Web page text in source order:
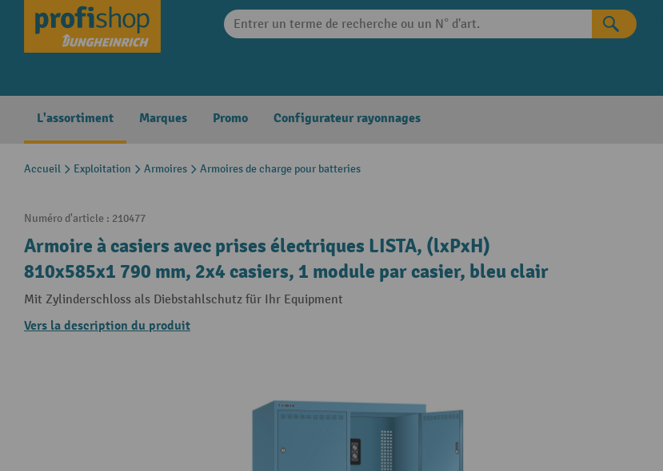
Skip to main navigation
L'assortiment Marques Promo Configurateur rayonnages
Accueil Exploitation Armoires Armoires de charge pour batteries
Numéro d'article : 210477
Armoire à casiers avec prises électriques LISTA, (lxPxH)
810x585x1 790 mm, 2x4 casiers, 1 module par casier, bleu clair
Mit Zylinderschloss als Diebstahlschutz für Ihr Equipment
Vers la description du produit